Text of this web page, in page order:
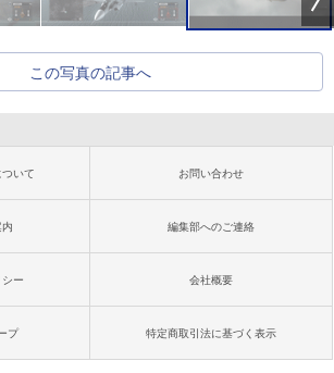
この写真の記事へ
いて お問い合わせ
編集部へのご連絡
ー 会社概要
プ 特定商取引法に基づく表示